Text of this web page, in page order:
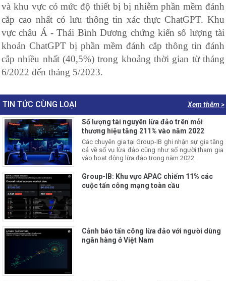
và khu vực có mức độ thiết bị bị nhiễm phần mềm đánh
cắp cao nhất có lưu thông tin xác thực ChatGPT. Khu
vực châu Á - Thái Bình Dương chứng kiến số lượng tài
khoản ChatGPT bị phần mềm đánh cắp thông tin đánh
cắp nhiều nhất (40,5%) trong khoảng thời gian từ tháng
6/2022 đến tháng 5/2023.
Xem thêm >
TIN TỨC CÙNG LOẠI
Số lượng tài nguyên lừa đảo trên mỗi
thương hiệu tăng 211% vào năm 2022
Các chuyên gia tại Group-IB ghi nhận sự gia tăng
cả về số vụ lừa đảo cũng như số người tham gia
vào hoạt động lừa đảo trong năm 2022
Group-IB: Khu vực APAC chiếm 11% các
cuộc tấn công mạng toàn cầu
Cảnh báo tấn công lừa đảo với người dùng
ngân hàng ở Việt Nam